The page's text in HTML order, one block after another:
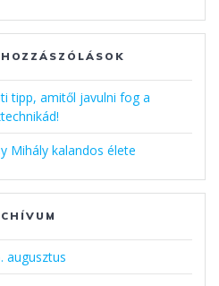
tipp, amitől javulni fog a
Mihály kalandos élete
augusztus